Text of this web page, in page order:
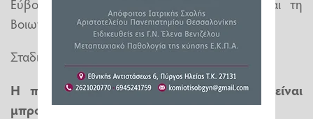
Βοιωτία.
Σταδιακά τα φαινόμενα θα εξασθενήσουν.
Η πρόγνωση Μαρουσάκη: Τα δύσκολα είναι
μπροστά μας - Πού θα ρίξει πολύ νερό